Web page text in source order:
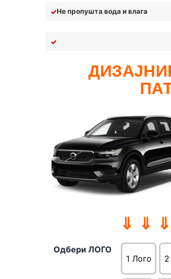
Не пропушта вода и влага
⇓ ⇓
Одбери ЛОГО
1 Лого